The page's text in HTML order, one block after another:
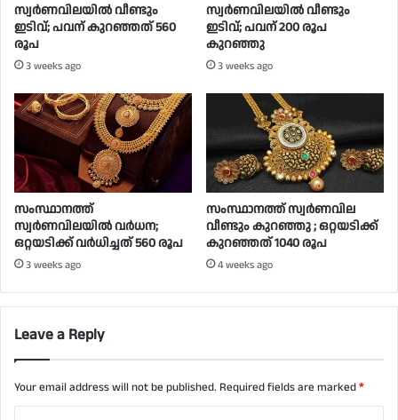
സ്വർണവിലയിൽ വീണ്ടും
ഇടിവ്; പവന് കുറഞ്ഞത് 560
രൂപ
3 weeks ago
സ്വര്‍ണവിലയില്‍ വീണ്ടും
ഇടിവ്; പവന് 200 രൂപ
കുറഞ്ഞു
3 weeks ago
സംസ്ഥാനത്ത്
സ്വര്‍ണവിലയില്‍ വര്‍ധന;
ഒറ്റയടിക്ക് വര്‍ധിച്ചത് 560 രൂപ
3 weeks ago
സംസ്ഥാനത്ത് സ്വര്‍ണവില
വീണ്ടും കുറഞ്ഞു ; ഒറ്റയടിക്ക്
കുറഞ്ഞത് 1040 രൂപ
4 weeks ago
Leave a Reply
Your email address will not be published. Required fields are marked*